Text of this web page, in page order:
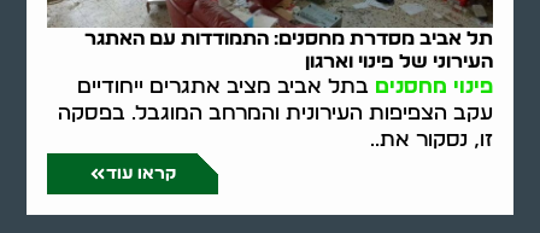
תל אביב מסדרת מחסנים: התמודדות עם האתגר
העירוני של פינוי וארגון
פינוי מחסנים בתל אביב מציב אתגרים ייחודיים
עקב הצפיפות העירונית והמרחב המוגבל. בפסקה
זו, נסקור את..
קראו עוד